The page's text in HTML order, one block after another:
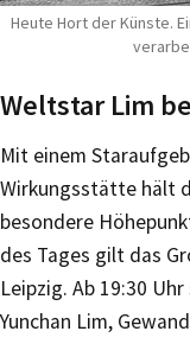
Heute Hort der Künste.
Weltstar Lim
Mit einem
Wirkungsstätte hält
besondere
des Tages gilt das
Leipzig. Ab 19:30
Yunchan Lim,